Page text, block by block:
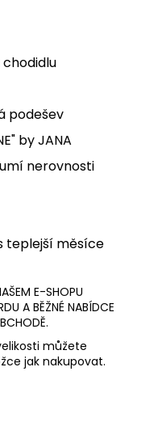
chodidlu
podešev
by JANA
nerovnosti
teplejší měsíce
E-SHOPU
A BĚŽNÉ NABÍDCE
můžete
jak nakupovat.